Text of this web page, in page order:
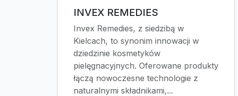
INVEX REMEDIES
Invex Remedies, z siedzibą w
Kielcach, to synonim innowacji w
dziedzinie kosmetyków
pielęgnacyjnych. Oferowane produkty
łączą nowoczesne technologie z
naturalnymi składnikami,...